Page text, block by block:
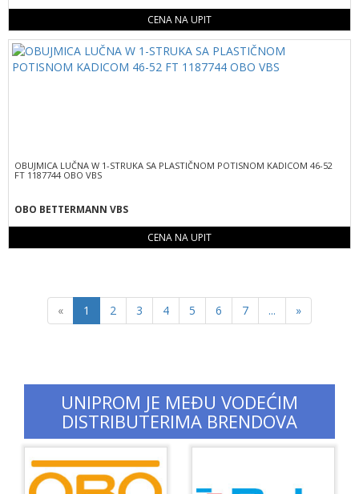
CENA NA UPIT
OBUJMICA LUČNA W 1-STRUKA SA PLASTIČNOM POTISNOM KADICOM 46-52
FT 1187744 OBO VBS
OBO BETTERMANN VBS
CENA NA UPIT
«Previous
1 2 3 4 5 6 7 ... »Next
UNIPROM JE MEĐU VODEĆIM
DISTRIBUTERIMA BRENDOVA